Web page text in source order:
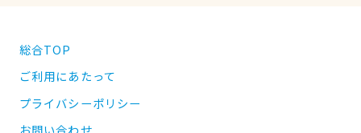
総合TOP
ご利用にあたって
プライバシーポリシー
お問い合わせ